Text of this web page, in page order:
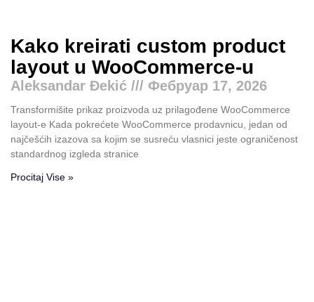
Kako kreirati custom product
layout u WooCommerce-u
Aleksandar Đekić Фебруар 17, 2026
Transformišite prikaz proizvoda uz prilagođene WooCommerce
layout-e Kada pokrećete WooCommerce prodavnicu, jedan od
najčešćih izazova sa kojim se susreću vlasnici jeste ograničenost
standardnog izgleda stranice
Procitaj Vise »